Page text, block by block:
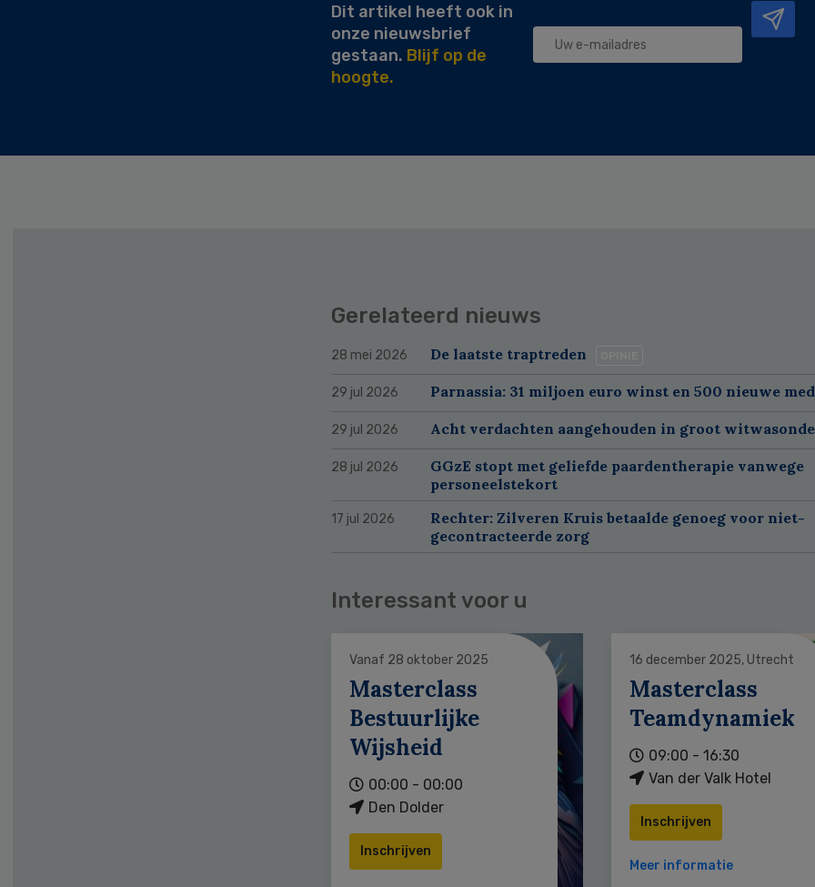
Dit artikel heeft ook in
onze nieuwsbrief
gestaan. Blijf op de
hoogte.
Gerelateerd nieuws
28 mei 2026 De laatste traptreden
29 jul 2026 Parnassia: 31 miljoen euro winst en 500 nieuwe
29 jul 2026 Acht verdachten aangehouden in groot
28 jul 2026
GGzE stopt met geliefde paardentherapie vanwege
personeelstekort
17 jul 2026
Rechter: Zilveren Kruis betaalde genoeg voor niet-
gecontracteerde zorg
Interessant voor u
Vanaf 28 oktober 2025
Masterclass
Bestuurlijke
Wijsheid
00:00 - 00:00
Den Dolder
Inschrijven
16 december 2025, Utrecht
Masterclass
Teamdynamiek
09:00 - 16:30
Van der Valk Hotel
Inschrijven
Meer informatie